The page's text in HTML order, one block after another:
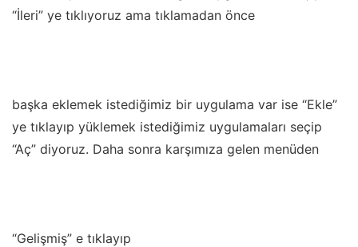
“İleri” ye tıklıyoruz ama tıklamadan önce
başka eklemek istediğimiz bir uygulama var ise “Ekle”
ye tıklayıp yüklemek istediğimiz uygulamaları seçip
“Aç” diyoruz. Daha sonra karşımıza gelen menüden
“Gelişmiş” e tıklayıp